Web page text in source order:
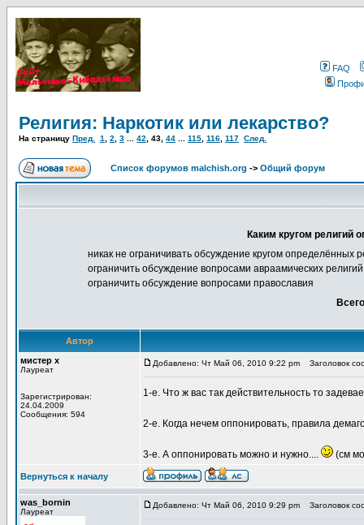
FAQ
Религия: Наркотик или лекарство?
На страницу Пред. 1 2 3 42 43 44 115 116 117 След.
Список форумов malchish.org -> Общий форум
Каким кругом религий
никак не ограничивать обсуждение кругом определённых
ограничить обсуждение вопросами авраамических
ограничить обсуждение вопросами православия
Автор
мистер х
Лауреат
Зарегистрирован:
24.04.2009
Сообщения: 594
Добавлено: Чт Май 06, 2010 9:22 pm Заголовок
1-е. Что ж вас так действительность то
2-е. Когда нечем оппонировать, правила
3-е. А оппонировать можно и нужно.... (см
Вернуться к началу
was_bornin
Лауреат
Добавлено: Чт Май 06, 2010 9:29 pm Заголовок